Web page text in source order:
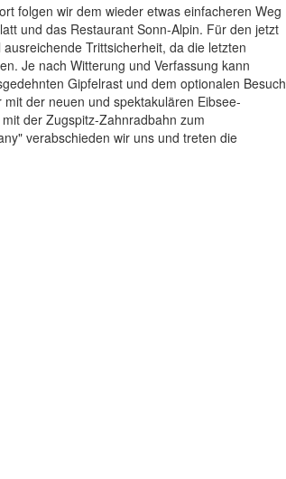
folgen wir dem wieder etwas einfacheren Weg
und das Restaurant Sonn-Alpin. Für den jetzt
Trittsicherheit, da die letzten
Je nach Witterung und Verfassung kann
Gipfelrast und dem optionalen Besuch
der neuen und spektakulären Eibsee-
der Zugspitz-Zahnradbahn zum
verabschieden wir uns und treten die